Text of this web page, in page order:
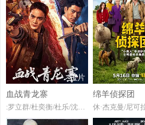
正片
血战青龙寨
:罗立群/杜奕衡/杜乐/沈芳熙/扬笑/
绵羊侦探团